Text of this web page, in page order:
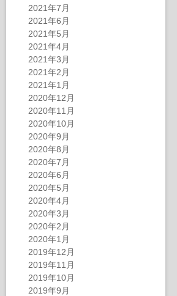
2021年7月
2021年6月
2021年5月
2021年4月
2021年3月
2021年2月
2021年1月
2020年12月
2020年11月
2020年10月
2020年9月
2020年8月
2020年7月
2020年6月
2020年5月
2020年4月
2020年3月
2020年2月
2020年1月
2019年12月
2019年11月
2019年10月
2019年9月